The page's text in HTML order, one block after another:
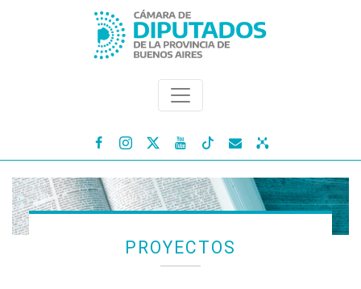
   
PROYECTOS